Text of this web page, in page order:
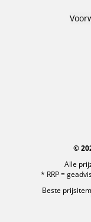
©
Alle
* RRP =
Beste